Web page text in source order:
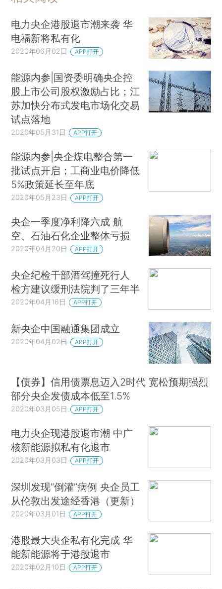
电力央企港股退市潮来袭 华
电福新将私有化
2020年06月02日 APP打开
能源内参|国资委明确央企控
股上市公司股权激励占比；江
苏加快分布式发电市场化交易
试点落地
2020年05月31日 APP打开
能源内参|央企煤电整合第一
批试点开启；工商业电价降低
5%政策延长至年底
2020年05月23日 APP打开
央企一季度净利降六成 航
空、石油石化企业整体亏损
2020年04月20日 APP打开
央企纪检干部酒驾撞死行人
检方建议缓刑法院判了三年半
2020年04月16日 APP打开
新央企中国融通集团成立
2020年04月02日 APP打开
【债券】信用债票息迈入2时代 宽松预期强烈
部分央企发债成本低至1.5%
2020年03月05日 APP打开
电力央企现港股退市潮 中广
核新能源拟私有化退市
2020年03月03日 APP打开
深圳发现“倒灌”病例 央企员工
从伦敦出发途经香港（更新）
2020年03月01日 APP打开
港股最大央企私有化完成 华
能新能源将于港股退市
2020年02月10日 APP打开